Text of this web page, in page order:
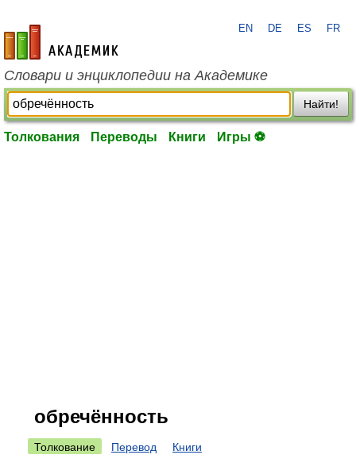
academic.ru
EN DE ES FR
Словари и энциклопедии на Академике
Найти!
Толкования Переводы Книги Игры ⚽
обречённость
Толкование Перевод Книги